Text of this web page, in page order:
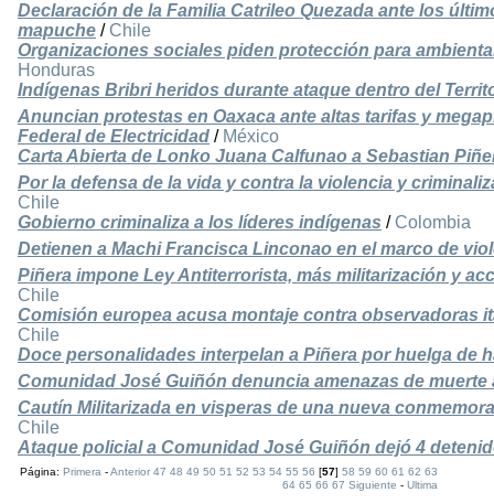
Declaración de la Familia Catrileo Quezada ante los
mapuche / Chile
Organizaciones sociales piden protección para
Honduras
Indígenas Bribri heridos durante ataque dentro del
Anuncian protestas en Oaxaca ante altas tarifas y
Federal de Electricidad / México
Carta Abierta de Lonko Juana Calfunao a Sebastian
Por la defensa de la vida y contra la violencia y
Chile
Gobierno criminaliza a los líderes indígenas / Colombia
Detienen a Machi Francisca Linconao en el marco de
Piñera impone Ley Antiterrorista, más militarización y
Chile
Comisión europea acusa montaje contra observadoras
Chile
Doce personalidades interpelan a Piñera por huelga de
Comunidad José Guiñón denuncia amenazas de
Cautín Militarizada en visperas de una nueva
Chile
Ataque policial a Comunidad José Guiñón dejó 4
Página:Primera -Anterior 47 48 49 50 51 52 53 54 55 56 [57]58 59 60 61 62 63
64 65 66 67 Siguiente -Ultima